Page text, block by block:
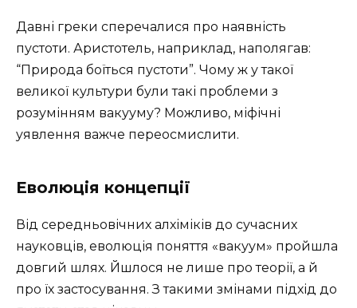
Давні греки сперечалися про наявність
пустоти. Аристотель, наприклад, наполягав:
“Природа боїться пустоти”. Чому ж у такої
великої культури були такі проблеми з
розумінням вакууму? Можливо, міфічні
уявлення важче переосмислити.
Еволюція концепції
Від середньовічних алхіміків до сучасних
науковців, еволюція поняття «вакуум» пройшла
довгий шлях. Йшлося не лише про теорії, а й
про їх застосування. З такими змінами підхід до